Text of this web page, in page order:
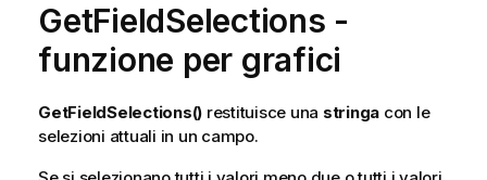
GetFieldSelections -
funzione per grafici
GetFieldSelections() restituisce una stringa con le
selezioni attuali in un campo.